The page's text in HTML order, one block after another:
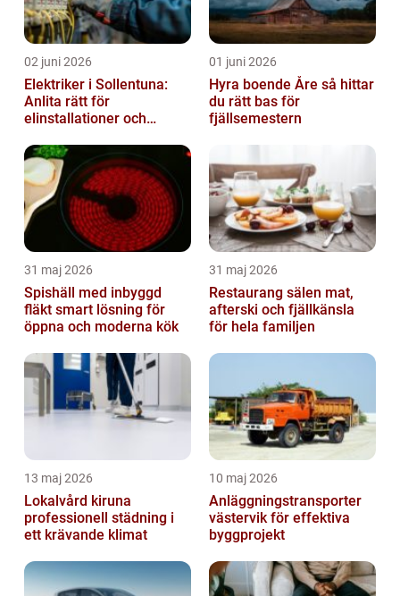
02 juni 2026
Elektriker i Sollentuna:
Anlita rätt för
elinstallationer och
01 juni 2026
Hyra boende Åre så hittar
du rätt bas för
fjällsemestern
31 maj 2026
Spishäll med inbyggd
fläkt smart lösning för
öppna och moderna kök
31 maj 2026
Restaurang sälen mat,
afterski och fjällkänsla
för hela familjen
13 maj 2026
Lokalvård kiruna
professionell städning i
ett krävande klimat
10 maj 2026
Anläggningstransporter
västervik för effektiva
byggprojekt